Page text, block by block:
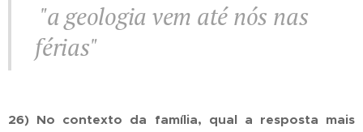
"a geologia vem até nós nas
férias"
26) No contexto da família, qual a resposta mais